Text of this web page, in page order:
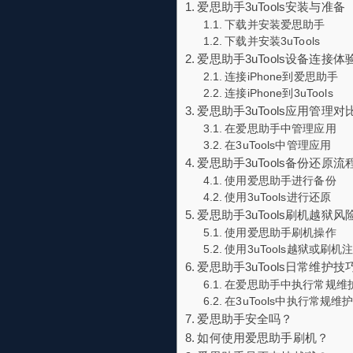
爱思助手3uTools安装与准备
下载并安装爱思助手
下载并安装3uTools
爱思助手3uTools设备连接体
连接iPhone到爱思助手
连接iPhone到3uTools
爱思助手3uTools应用管理对
在爱思助手中管理应用
在3uTools中管理应用
爱思助手3uTools备份还原流
使用爱思助手进行备份
使用3uTools进行还原
爱思助手3uTools刷机越狱风
使用爱思助手刷机操作
使用3uTools越狱或刷机
爱思助手3uTools日常维护技
在爱思助手中执行常规维
在3uTools中执行常规维护
爱思助手安全吗？
如何使用爱思助手刷机？